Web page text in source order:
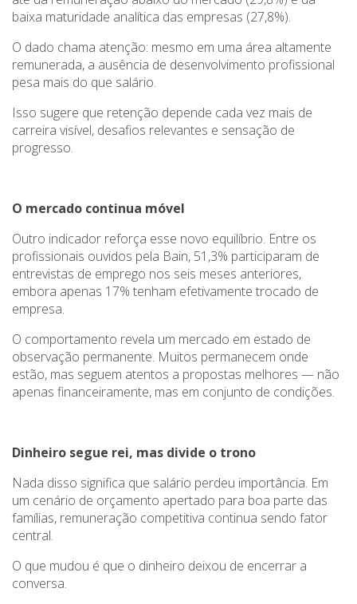
baixa maturidade analítica das empresas (27,8%).
O dado chama atenção: mesmo em uma área altamente
remunerada, a ausência de desenvolvimento profissional
pesa mais do que salário.
Isso sugere que retenção depende cada vez mais de
carreira visível, desafios relevantes e sensação de
progresso.
O mercado continua móvel
Outro indicador reforça esse novo equilíbrio. Entre os
profissionais ouvidos pela Bain, 51,3% participaram de
entrevistas de emprego nos seis meses anteriores,
embora apenas 17% tenham efetivamente trocado de
empresa.
O comportamento revela um mercado em estado de
observação permanente. Muitos permanecem onde
estão, mas seguem atentos a propostas melhores — não
apenas financeiramente, mas em conjunto de condições.
Dinheiro segue rei, mas divide o trono
Nada disso significa que salário perdeu importância. Em
um cenário de orçamento apertado para boa parte das
famílias, remuneração competitiva continua sendo fator
central.
O que mudou é que o dinheiro deixou de encerrar a
conversa.